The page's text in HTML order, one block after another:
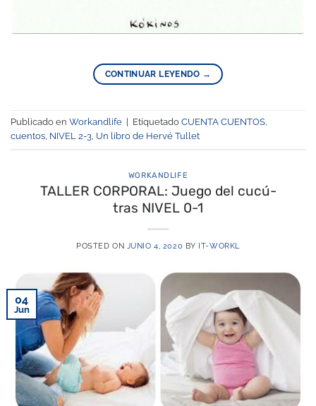
CONTINUAR LEYENDO →
Publicado en Workandlife Etiquetado CUENTA CUENTOS,
cuentos, NIVEL 2-3, Un libro de Hervé Tullet
WORKANDLIFE
TALLER CORPORAL: Juego del cucú-
tras NIVEL 0-1
POSTED ON JUNIO 4, 2020 BY IT-WORKL
04
Jun